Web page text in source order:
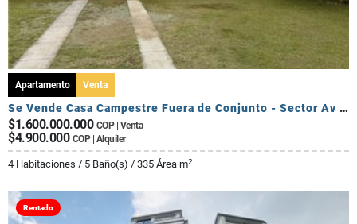
Apartamento Venta
Se Vende Casa Campestre Fuera de Conjunto - Sector Av Centenario
$1.600.000.000 COP | Venta
$4.900.000 COP | Alquiler
4 Habitaciones / 5 Baño(s) / 335 Área m2
Rentado